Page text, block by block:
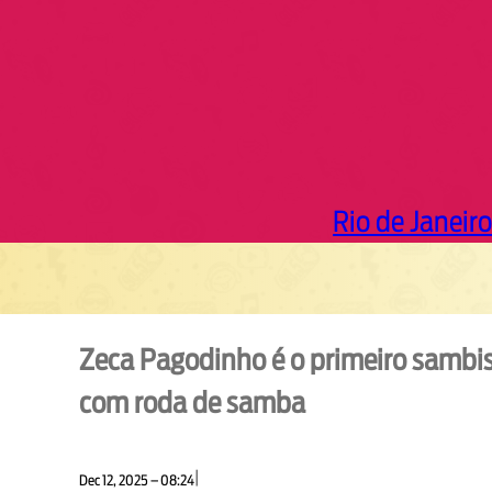
Rio de Janeiro
Zeca Pagodinho é o primeiro
com roda de samba
Dec 12, 2025 – 08:24